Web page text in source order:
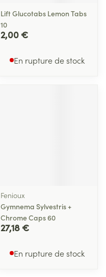
Lift Glucotabs Lemon Tabs
10
2,00 €
En rupture de stock
Fenioux
Gymnema Sylvestris +
Chrome Caps 60
27,18 €
En rupture de stock